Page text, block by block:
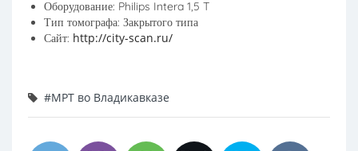
Оборудование: Philips Intera 1,5 T
Тип томографа: Закрытого типа
Сайт: http://city-scan.ru/
#МРТ во Владикавказе